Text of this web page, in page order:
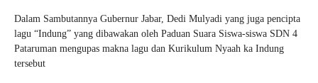
Dalam Sambutannya Gubernur Jabar, Dedi Mulyadi yang juga pencipta
lagu “Indung” yang dibawakan oleh Paduan Suara Siswa-siswa SDN 4
Pataruman mengupas makna lagu dan Kurikulum Nyaah ka Indung
tersebut